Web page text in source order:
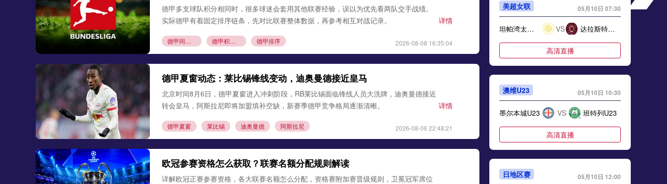
德甲多支球队积分相同时，很多球迷会套用其他联赛经验，误以为优先看两队交手战绩。
实际德甲有着固定排序链条，先对比联赛整体数据，再参考相互对战记录。
详情
德甲同分排名 德甲积分榜规则
德甲排序
2026-08-08 16:35:04
德甲夏窗动态：莱比锡锋线变动，迪奥曼德接近皇马
北京时间8月6日，德甲夏窗进入冲刺阶段，RB莱比锡面临锋线人员大洗牌，迪奥曼德接近
转会皇马，阿斯拉尼即将加盟填补空缺，新赛季德甲竞争格局逐渐清晰。
详情
德甲夏窗 莱比锡 迪奥曼德 阿斯拉尼 2026-08-06 22:48:21
欧冠参赛资格怎么获取？联赛名额分配规则解读
详解欧冠正赛参赛资格，各大联赛名额怎么分配，资格赛附加赛晋级规则，卫冕冠军席位
美超女联 05月10日 07:30
坦帕湾太阳女足 VS 达拉斯特瑞尼特女足
高清直播
澳维U23 05月10日 10:30
墨尔本城U23 VS 班特列U23
高清直播
日地区赛 05月10日 12:00